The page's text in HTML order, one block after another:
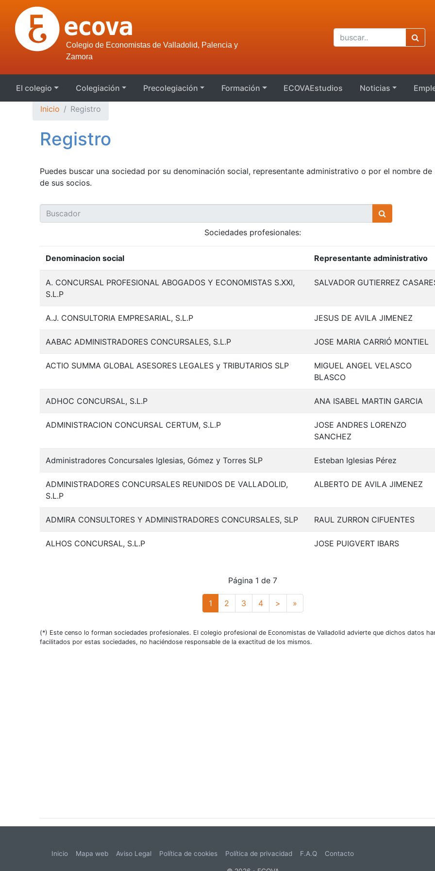
Colegio de Economistas de Valladolid, Palencia y
Zamora
El colegio Colegiación Precolegiación Formación ECOVAEstudios Noticias
Inicio Registro
Registro
Puedes buscar una sociedad por su denominación social, representante administrativo o por el nombre de
de sus socios.
Sociedades profesionales:
Denominacion social Representante administrativo
A. CONCURSAL PROFESIONAL ABOGADOS Y ECONOMISTAS S.XXI,
S.L.P
SALVADOR GUTIERREZ
A.J. CONSULTORIA EMPRESARIAL, S.L.P JESUS DE AVILA JIMENEZ
AABAC ADMINISTRADORES CONCURSALES, S.L.P JOSE MARIA CARRIÓ MONTIEL
ACTIO SUMMA GLOBAL ASESORES LEGALES y TRIBUTARIOS SLP
MIGUEL ANGEL VELASCO
BLASCO
ADHOC CONCURSAL, S.L.P ANA ISABEL MARTIN GARCIA
ADMINISTRACION CONCURSAL CERTUM, S.L.P
JOSE ANDRES LORENZO
SANCHEZ
Administradores Concursales Iglesias, Gómez y Torres SLP Esteban Iglesias Pérez
ADMINISTRADORES CONCURSALES REUNIDOS DE VALLADOLID,
S.L.P
ALBERTO DE AVILA JIMENEZ
ADMIRA CONSULTORES Y ADMINISTRADORES CONCURSALES, SLP RAUL ZURRON CIFUENTES
ALHOS CONCURSAL, S.L.P JOSE PUIGVERT IBARS
Página 1 de 7
1(actual)
2 3 4 > Siguiente
»Último
(*) Este censo lo forman sociedades profesionales. El colegio profesional de Economistas de Valladolid advierte que dichos datos
facilitados por estas sociedades, no haciéndose responsable de la exactitud de los mismos.
Inicio Mapa web Aviso Legal Política de cookies Política de privacidad F.A.Q Contacto